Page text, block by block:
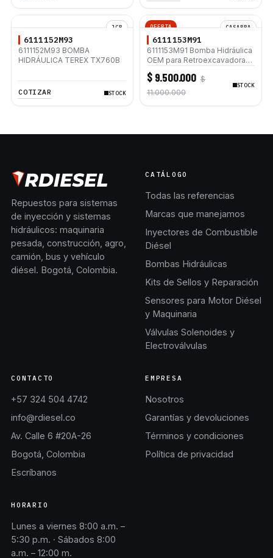
JCB
6111152M93
6111152M93 BOMBA
HIDRÁULICA TEREX TX760B
COTIZAR STOCK
OFERTA CASAPPA
6111153M91
6111153M91 Bomba Hidráulica
OEM para Retroexcavadoras
Terex 820 860 TX760B
TX860B 960
$ 9.500.000 $
11.000.000
STOCK
Repuestos para sistemas
de inyección y sistemas
hidráulicos: maquinaria
pesada, construcción, agro,
camión, bus y vehículo
diésel. Bogotá, Colombia.
CATÁLOGO
Todas las referencias
Marcas que manejamos
Inyectores de Combustible
Diésel
Bombas Hidráulicas
Kits de Sellos y Reparación
Sensores para Motor Diésel
y Maquinaria
Válvulas Solenoides y
Electroválvulas
CONTACTO
+57 324 504 4742
info@rdiesel.co
Av. Calle 6 #20A-26
Bogotá, Colombia
Escríbanos
EMPRESA
Nosotros
Garantías y devoluciones
Términos y condiciones
Política de privacidad
HORARIO
Lunes a viernes 8:00 a.m. –
5:30 p.m. · Sábados 8:00
a.m. – 12:00 m.